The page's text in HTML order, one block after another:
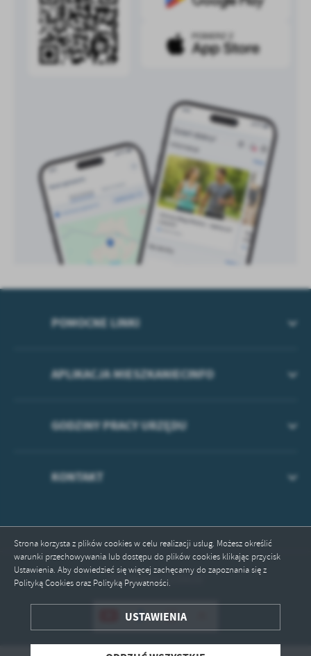
Strona korzysta z plików cookies w celu realizacji usług. Możesz określić
warunki przechowywania lub dostępu do plików cookies klikając przycisk
Ustawienia. Aby dowiedzieć się więcej zachęcamy do zapoznania się z
Polityką Cookies oraz Polityką Prywatności.
USTAWIENIA
ODRZUĆ WSZYSTKIE
POMOCNE LINKI
APLIKACJA MIESZKANIECINFO
GODZINY PRACY URZĘDU
KONTAKT
Odwiedzin: 1239616